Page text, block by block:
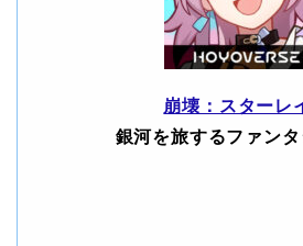
崩壊：スターレ
銀河を旅するファン